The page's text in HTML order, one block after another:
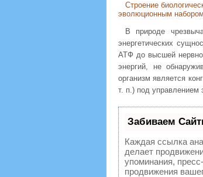
Строение
эволюционным
В природе
энергетических
АТФ до высшей
энергий, не
организм является
т. п.) под управлением
Забиваем
Каждая ссылка
делает
упоминания,
продвижения